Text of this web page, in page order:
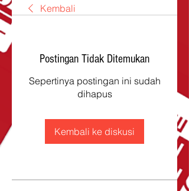
Kembali
Postingan Tidak Ditemukan
Sepertinya postingan ini sudah
dihapus
Kembali ke diskusi